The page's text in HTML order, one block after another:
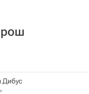
Дибус